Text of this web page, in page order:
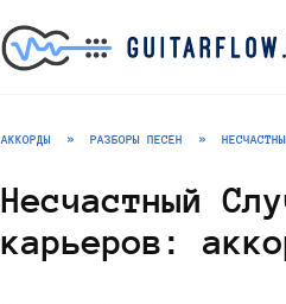
АККОРДЫ » РАЗБОРЫ ПЕСЕН »
Несчастный
карьеров: